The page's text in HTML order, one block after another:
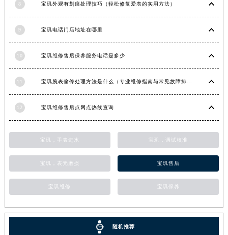
山东省烟台市芝罘区胜利路139号万达金融中心A座907室宝玑售后服务中心（需提前预约）
海南省海口市龙华区金贸东路5号海口华润大厦B座17层1707室宝玑售后服务中心（需提前预约）
兰州市七里河区西津西路16号兰州中心写字楼21层2102室宝玑售后服务中心（需提前预约）
8 宝玑外观有划痕处理技巧（轻松修复爱表的实用方法）
9 宝玑电话门店地址在哪里
10 宝玑维修售后保养服务电话是多少
11
12 宝玑维修售后点网点热线查询
宝玑，手表进水 宝玑，调试校准
宝玑，表壳磨损 宝玑售后
宝玑维修 宝玑保养
随机推荐